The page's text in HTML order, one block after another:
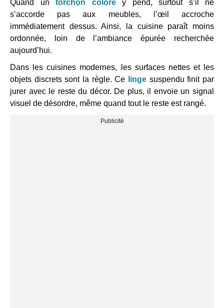
Quand un torchon coloréy pend, surtout s’il ne
s’accorde pas aux meubles, l’œil accroche
immédiatement dessus. Ainsi, la cuisine paraît moins
ordonnée, loin de l’ambiance épurée recherchée
aujourd’hui.
Dans les cuisines modernes, les surfaces nettes et les
objets discrets sont la règle. Ce
linge suspendu finit par
jurer avec le reste du décor. De plus, il envoie un signal
visuel de désordre, même quand tout le reste est rangé.